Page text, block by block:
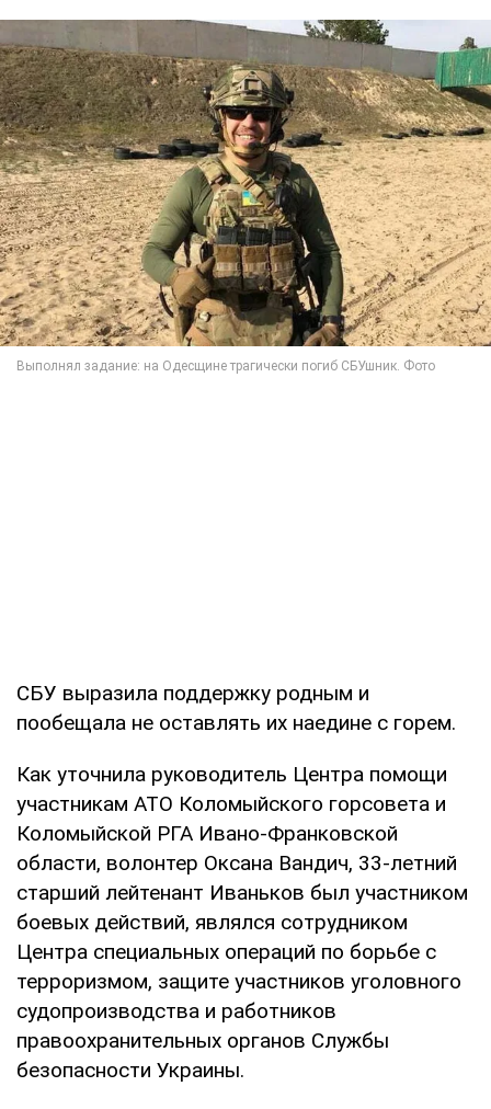
СБУ выразила поддержку родным и
пообещала не оставлять их наедине с горем.
Как уточнила руководитель Центра помощи
участникам АТО Коломыйского горсовета и
Коломыйской РГА Ивано-Франковской
области, волонтер Оксана Вандич, 33-летний
старший лейтенант Иваньков был участником
боевых действий, являлся сотрудником
Центра специальных операций по борьбе с
терроризмом, защите участников уголовного
судопроизводства и работников
правоохранительных органов Службы
безопасности Украины.